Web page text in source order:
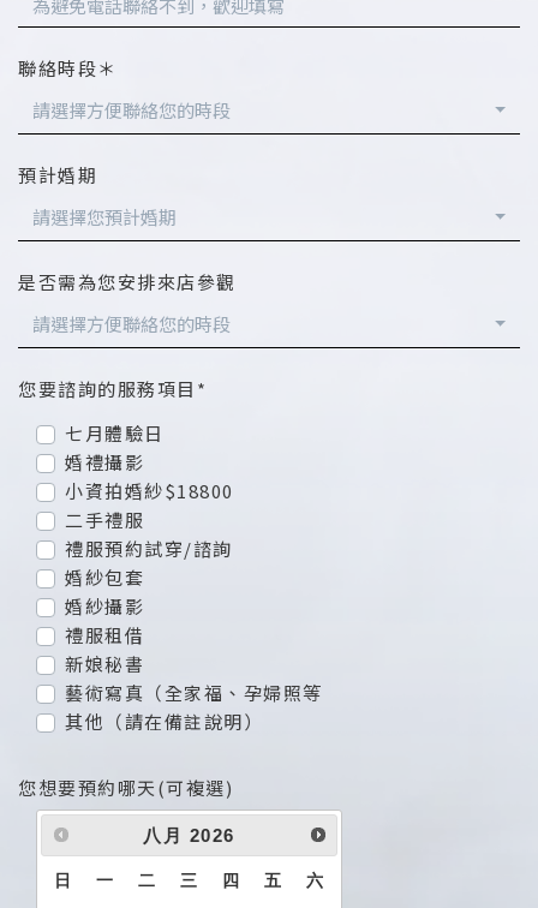
聯絡時段＊
請選擇方便聯絡您的時段
預計婚期
請選擇您預計婚期
是否需為您安排來店參觀
請選擇方便聯絡您的時段
您要諮詢的服務項目*
七月體驗日
婚禮攝影
小資拍婚紗$18800
二手禮服
禮服預約試穿/諮詢
婚紗包套
婚紗攝影
禮服租借
新娘秘書
藝術寫真（全家福、孕婦照等
其他（請在備註說明）
您想要預約哪天(可複選)
八月 2026
日 一 二 三 四 五 六